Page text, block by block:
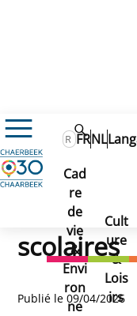
FRNL
Cad
re
de
vie
&
Envi
ron
ne
Cult
ure
&
Lois
irs
Actualités
Devenez bénévole
Devenez
sécuriser
scolaires
Devenez
sécuriser
Publié le 09/04/2026